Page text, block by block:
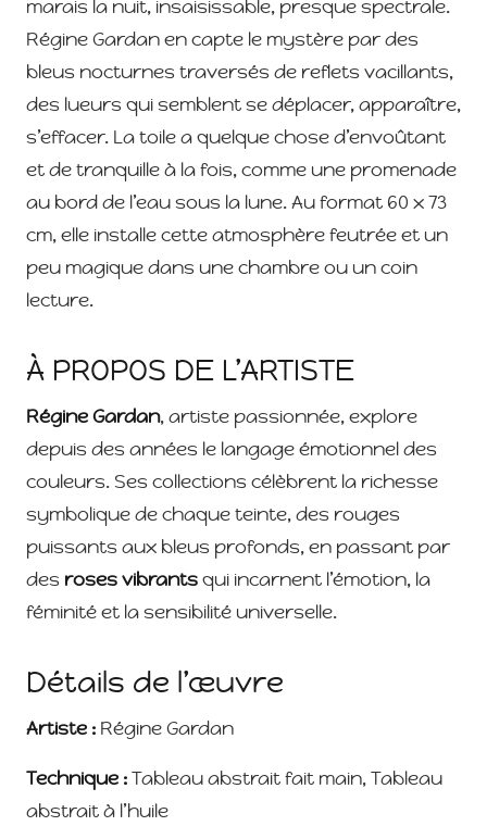
marais la nuit, insaisissable, presque spectrale.
Régine Gardan en capte le mystère par des
bleus nocturnes traversés de reflets vacillants,
des lueurs qui semblent se déplacer, apparaître,
s’effacer. La toile a quelque chose d’envoûtant
et de tranquille à la fois, comme une promenade
au bord de l’eau sous la lune. Au format 60 x 73
cm, elle installe cette atmosphère feutrée et un
peu magique dans une chambre ou un coin
lecture.
À PROPOS DE L’ARTISTE
Régine Gardan, artiste passionnée, explore
depuis des années le langage émotionnel des
couleurs. Ses collections célèbrent la richesse
symbolique de chaque teinte, des rouges
puissants aux bleus profonds, en passant par
des roses vibrantsqui incarnent l’émotion, la
féminité et la sensibilité universelle.
Détails de l’œuvre
Artiste : Régine Gardan
Technique :Tableau abstrait fait main, Tableau
abstrait à l’huile